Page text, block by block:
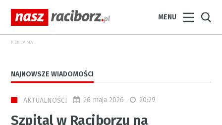
MENU
REKLAMA
NAJNOWSZE WIADOMOŚCI
AKTUALNOŚCI 26 maja 2026 20:29
Szpital w Raciborzu na